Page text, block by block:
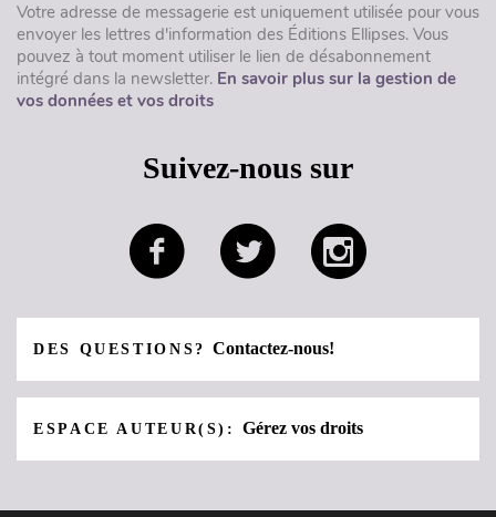
Votre adresse de messagerie est uniquement utilisée pour vous
envoyer les lettres d'information des Éditions Ellipses. Vous
pouvez à tout moment utiliser le lien de désabonnement
intégré dans la newsletter. En savoir plus sur la gestion de
vos données et vos droits
Suivez-nous sur
DES QUESTIONS?Contactez-nous!
ESPACE AUTEUR(S):Gérez vos droits